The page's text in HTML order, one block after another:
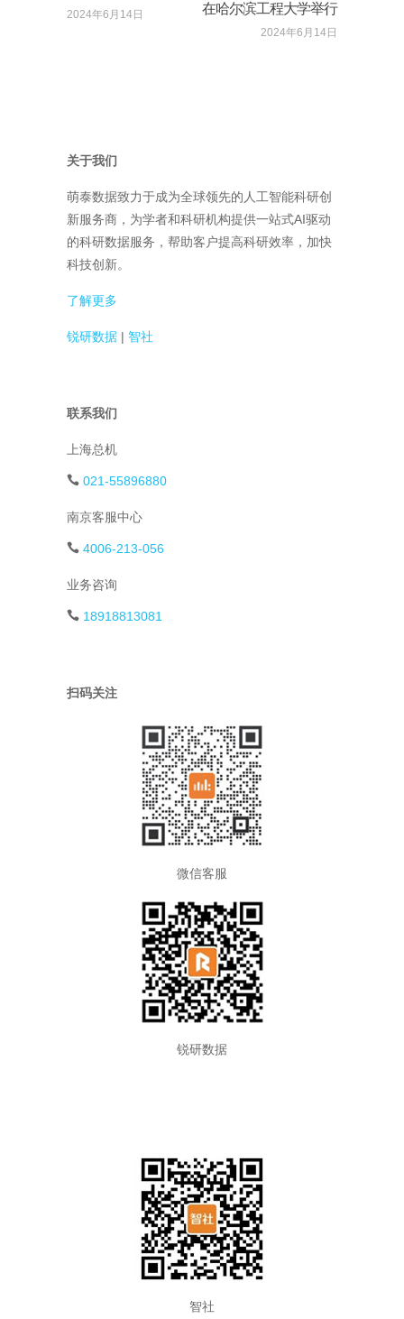
2024年6月14日
在哈尔滨工程大学举行
2024年6月14日
关于我们
萌泰数据致力于成为全球领先的人工智能科研创
新服务商，为学者和科研机构提供一站式AI驱动
的科研数据服务，帮助客户提高科研效率，加快
科技创新。
了解更多
锐研数据 | 智社
联系我们
上海总机
021-55896880
南京客服中心
4006-213-056
业务咨询
18918813081
扫码关注
微信客服
锐研数据
智社